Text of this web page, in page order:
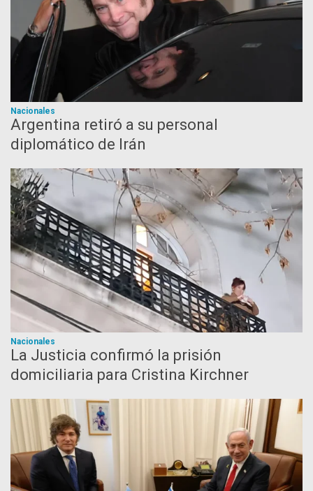
Nacionales
Argentina retiró a su personal
diplomático de Irán
Nacionales
La Justicia confirmó la prisión
domiciliaria para Cristina Kirchner